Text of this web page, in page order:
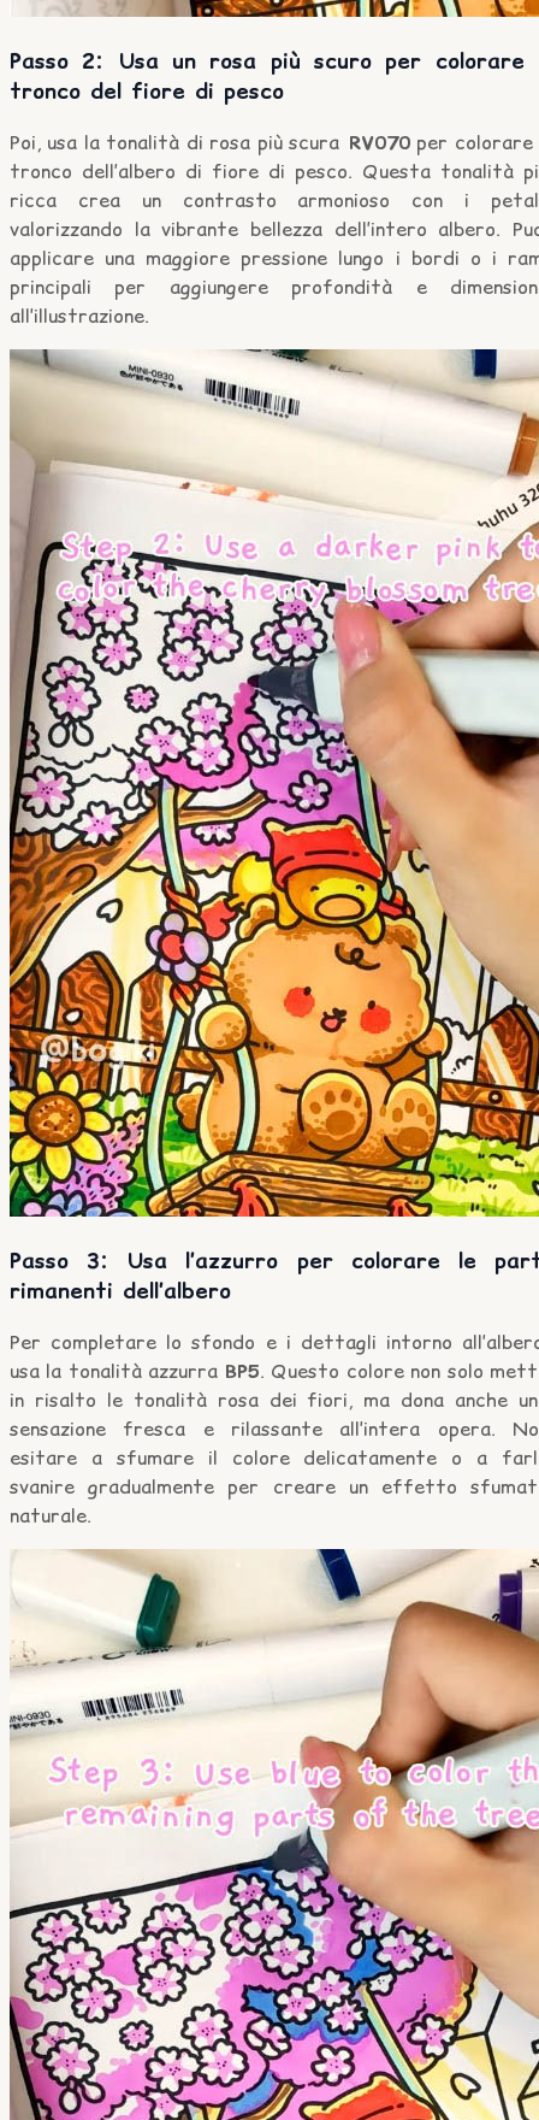
Passo 2: Usa un rosa più scuro per colorare
tronco del fiore di pesco
Poi, usa la tonalità di rosa più scura RV070per colorare
tronco dell’albero di fiore di pesco. Questa tonalità
ricca crea un contrasto armonioso con i
valorizzando la vibrante bellezza dell’intero albero.
applicare una maggiore pressione lungo i bordi o i
principali per aggiungere profondità e
all’illustrazione.
Passo 3: Usa l’azzurro per colorare le
rimanenti dell’albero
Per completare lo sfondo e i dettagli intorno
usa la tonalità azzurra BP5. Questo colore non solo
in risalto le tonalità rosa dei fiori, ma dona anche
sensazione fresca e rilassante all’intera opera.
esitare a sfumare il colore delicatamente o a
svanire gradualmente per creare un effetto
naturale.